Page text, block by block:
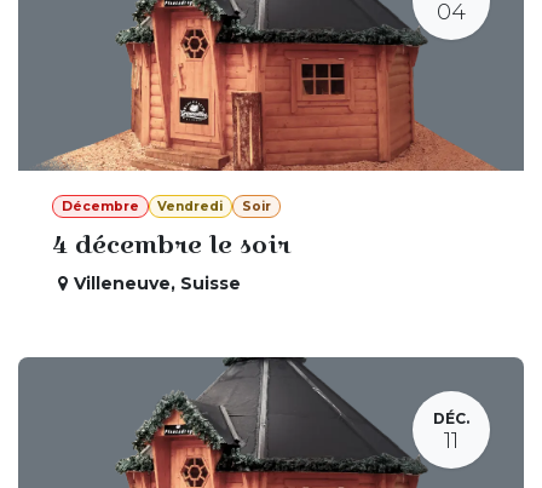
04
Décembre Vendredi Soir
4 décembre le soir
Villeneuve, Suisse
DÉC.
11